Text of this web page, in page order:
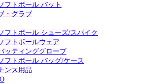
フトボール バット
・グラブ
フトボール シューズ/スパイク
フトボールウェア
ッティンググローブ
フトボール バッグ/ケース
ンス用品